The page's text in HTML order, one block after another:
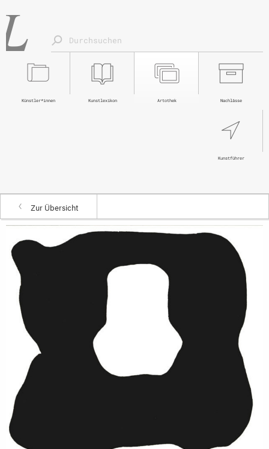
Nachlässe
Artothek
Kunstlexikon
Künstler*innen
Kunstführer
Zur Übersicht